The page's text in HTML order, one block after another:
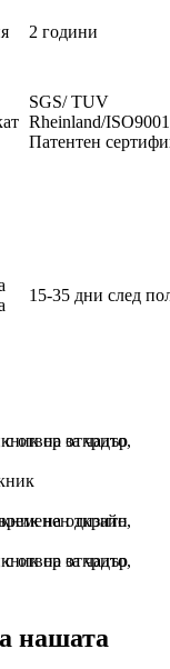
2 години
SGS/ TUV
Rheinland/
Патентен
15-35 дни след
нашата